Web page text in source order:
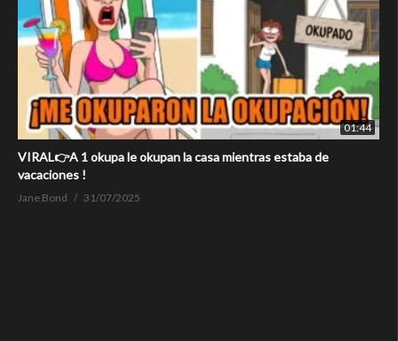
01:44
VIRAL👉A 1 okupa le okupan la casa mientras estaba de
vacaciones !
Jane Bond 31/07/2025